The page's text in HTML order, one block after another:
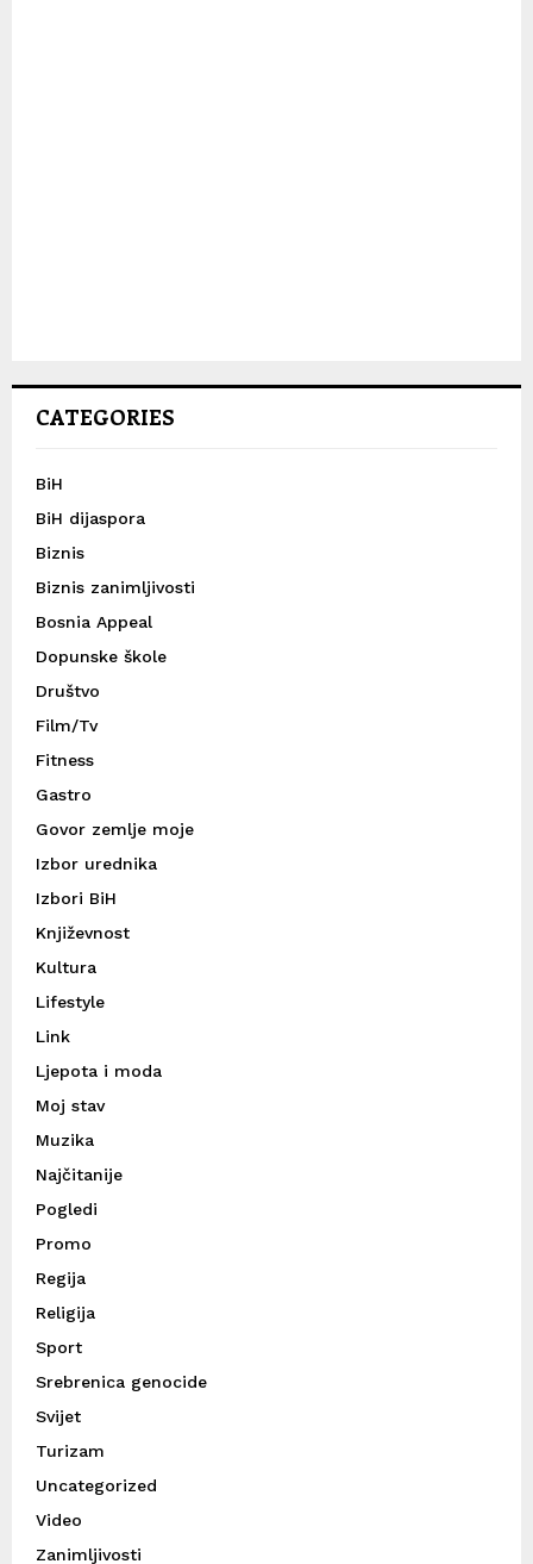
CATEGORIES
BiH
BiH dijaspora
Biznis
Biznis zanimljivosti
Bosnia Appeal
Dopunske škole
Društvo
Film/Tv
Fitness
Gastro
Govor zemlje moje
Izbor urednika
Izbori BiH
Književnost
Kultura
Lifestyle
Link
Ljepota i moda
Moj stav
Muzika
Najčitanije
Pogledi
Promo
Regija
Religija
Sport
Srebrenica genocide
Svijet
Turizam
Uncategorized
Video
Zanimljivosti